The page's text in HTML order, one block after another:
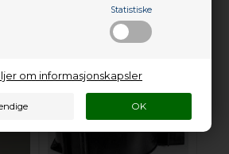
Statistiske
om informasjonskapsler
Forhåndsbestill
(Lev. 4-6 virkedager.